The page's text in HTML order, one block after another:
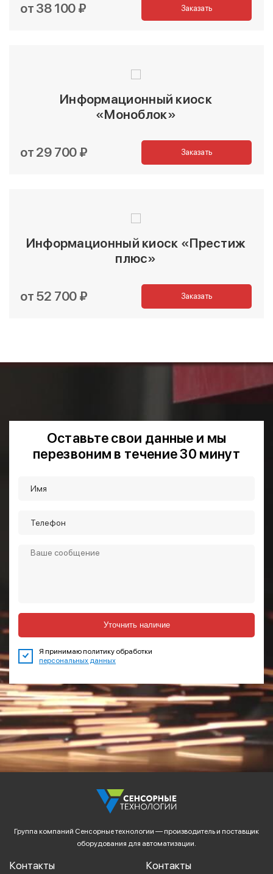
от 38 100 ₽ Заказать
Информационный киоск
«Моноблок»
от 29 700 ₽ Заказать
Информационный киоск «Престиж
плюс»
от 52 700 ₽ Заказать
Оставьте свои данные и мы
перезвоним в течение 30 минут
Уточнить наличие
Я принимаю политику обработки
персональных данных
Группа компаний Сенсорные технологии — производитель и поставщик
оборудования для автоматизации.
Контакты Контакты